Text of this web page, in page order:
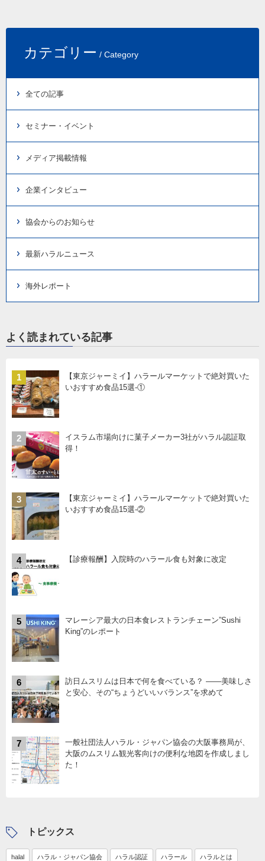
カテゴリー / Category
全ての記事
セミナー・イベント
メディア掲載情報
企業インタビュー
協会からのお知らせ
最新ハラルニュース
海外レポート
よく読まれている記事
1
【東京ジャーミイ】ハラールマーケットで絶対買いた
いおすすめ食品15選-①
2
イスラム市場向けに菓子メーカー3社がハラル認証取
得！
3
【東京ジャーミイ】ハラールマーケットで絶対買いた
いおすすめ食品15選-②
4 【診療報酬】入院時のハラール食も対象に改定
5
マレーシア最大の日本食レストランチェーン”Sushi
King”のレポート
6
訪日ムスリムは日本で何を食べている？ ――美味しさ
と安心、その“ちょうどいいバランス”を求めて
7
一般社団法人ハラル・ジャパン協会の大阪事務局が、
大阪のムスリム観光客向けの便利な地図を作成しまし
た！
トピックス
halal ハラル・ジャパン協会 ハラル認証 ハラール ハラルとは